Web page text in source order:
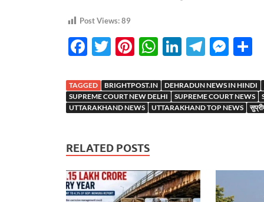
Post Views:89
F
e
b
o
k
T
itt
er
Pi
er
es
W
at
s
Li
k
e
T
e
gr
M
se
n e
TAGGED BRIGHTPOST.IN DEHRADUN NEWS IN HINDI
SUPREME COURT NEW DELHI
SUPREME COURT NEWS
UTTARAKHAND NEWS
UTTARAKHAND TOP NEWS
RELATED POSTS